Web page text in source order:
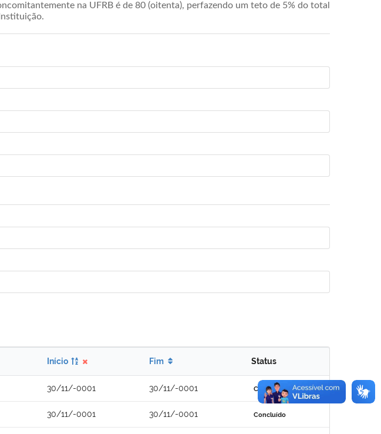
na UFRB é de 80 (oitenta), perfazendo um teto de 5% do total
Início Fim Status
30/11/-0001 30/11/-0001 Concluído
30/11/-0001 30/11/-0001 Concluído